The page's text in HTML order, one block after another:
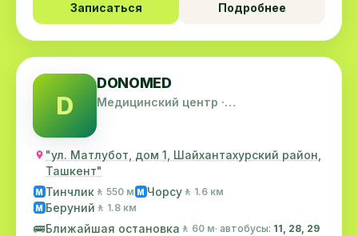
Записаться Подробнее
D
DONOMED
Медицинский центр ·
"ул. Матлубот, дом 1, Шайхантахурский район,
Ташкент"
M Тинчлик 🚶 550 м M Чорсу 🚶 1.6 км
M Беруний 🚶 1.8 км
🚌Ближайшая остановка 🚶 60 м· автобусы: 11, 28, 29